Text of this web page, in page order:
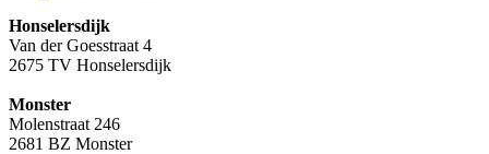
Honselersdijk
Van der Goesstraat 4
2675 TV Honselersdijk
Monster
Molenstraat 246
2681 BZ Monster